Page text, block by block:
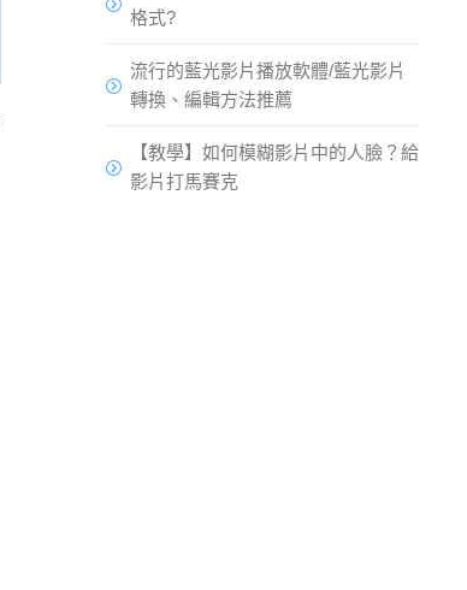
格式?
流行的藍光影片播放軟體/藍光影片
轉換、編輯方法推薦
【教學】如何模糊影片中的人臉？給
影片打馬賽克